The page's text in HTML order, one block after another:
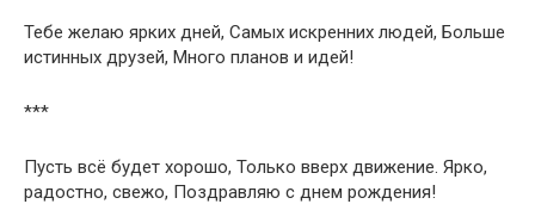
Тебе желаю ярких дней, Самых искренних людей, Больше
истинных друзей, Много планов и идей!
***
Пусть всё будет хорошо, Только вверх движение. Ярко,
радостно, свежо, Поздравляю с днем рождения!